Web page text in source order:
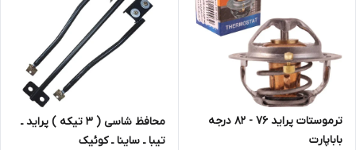
ترموستات پراید ۷۶ - ۸۲ درجه
باباپارت
محافظ شاسی ( ۳ تیکه ) پراید ـ
تیبا ـ ساینا ـ کوئیک